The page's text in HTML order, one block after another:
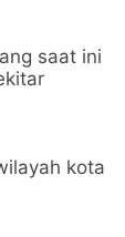
saat ini
kota